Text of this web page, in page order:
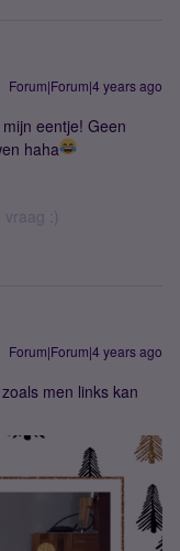
Forum|Forum|4 years ago
eentje! Geen
haha
:)
Forum|Forum|4 years ago
men links kan